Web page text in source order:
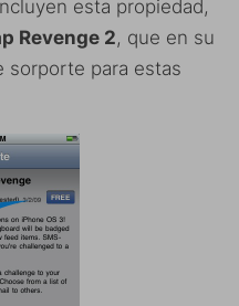
esta propiedad,
Revenge 2, que en su
sorporte para estas